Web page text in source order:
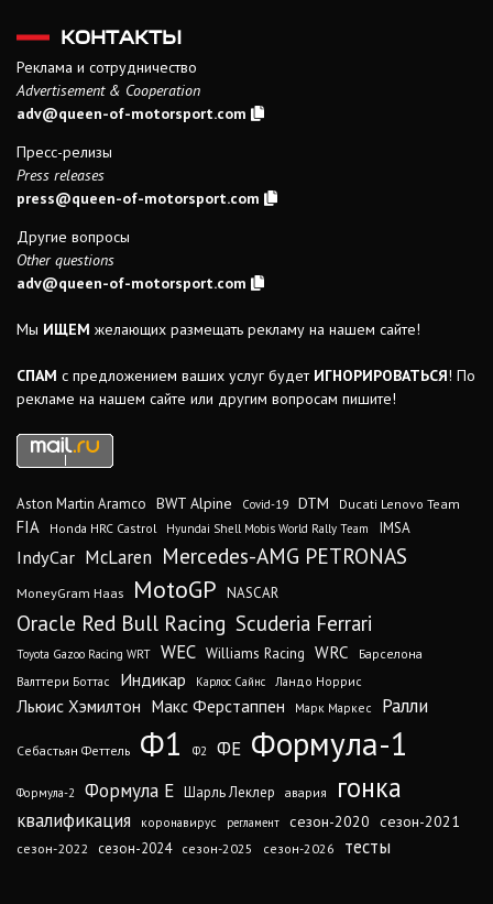
КОНТАКТЫ
Реклама и сотрудничество
Advertisement & Cooperation
adv@queen-of-motorsport.com
Пресс-релизы
Press releases
press@queen-of-motorsport.com
Другие вопросы
Other questions
adv@queen-of-motorsport.com
Мы ИЩЕМ желающих размещать рекламу на нашем сайте!
СПАМ с предложением ваших услуг будет ИГНОРИРОВАТЬСЯ! По
рекламе на нашем сайте или другим вопросам пишите!
Aston Martin Aramco BWT Alpine Covid-19 DTM Ducati Lenovo Team
FIA Honda HRC Castrol Hyundai Shell Mobis World Rally Team IMSA
IndyCar McLaren Mercedes-AMG PETRONAS
MoneyGram Haas MotoGP NASCAR
Oracle Red Bull Racing Scuderia Ferrari
Toyota Gazoo Racing WRT WEC Williams Racing WRC
Барселона
Валттери Боттас
Индикар Карлос Сайнс Ландо Норрис
Льюис Хэмилтон Макс Ферстаппен Марк Маркес Ралли
Себастьян Феттель Ф1 Ф2 ФЕ Формула-1
Формула-2 Формула Е Шарль Леклер авария гонка
квалификация коронавирус регламент сезон-2020 сезон-2021
сезон-2022 сезон-2024 сезон-2025 сезон-2026 тесты